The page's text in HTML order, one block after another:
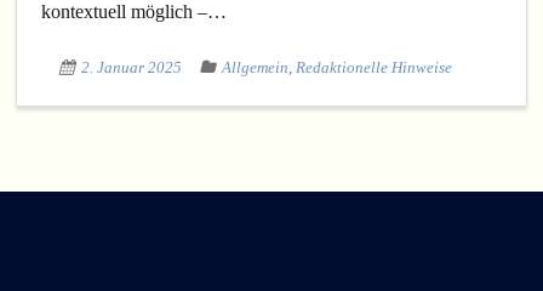
Blog
KI
kontextuell möglich –…
2. Januar 2025 Allgemein, Redaktionelle Hinweise